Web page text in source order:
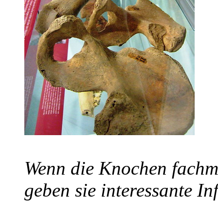
Wenn die Knochen
geben sie interessante